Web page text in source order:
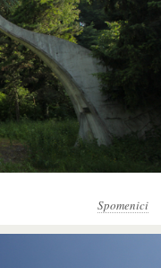
Spomenici